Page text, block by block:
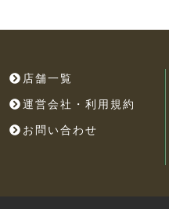
店舗一覧
運営会社・利用規約
お問い合わせ